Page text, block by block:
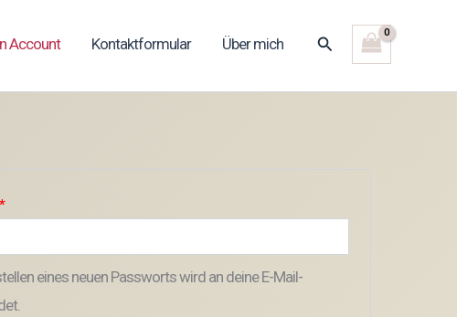
Account Kontaktformular Über mich Suchen
*Erforderlich
eines neuen Passworts wird an deine E-Mail-